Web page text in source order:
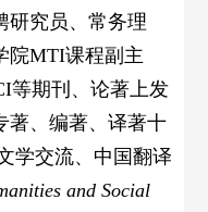
研究员、常务理
院MTI课程副主
等期刊、论著上发
著、编著、译著十
学交流、中国翻译
and Social